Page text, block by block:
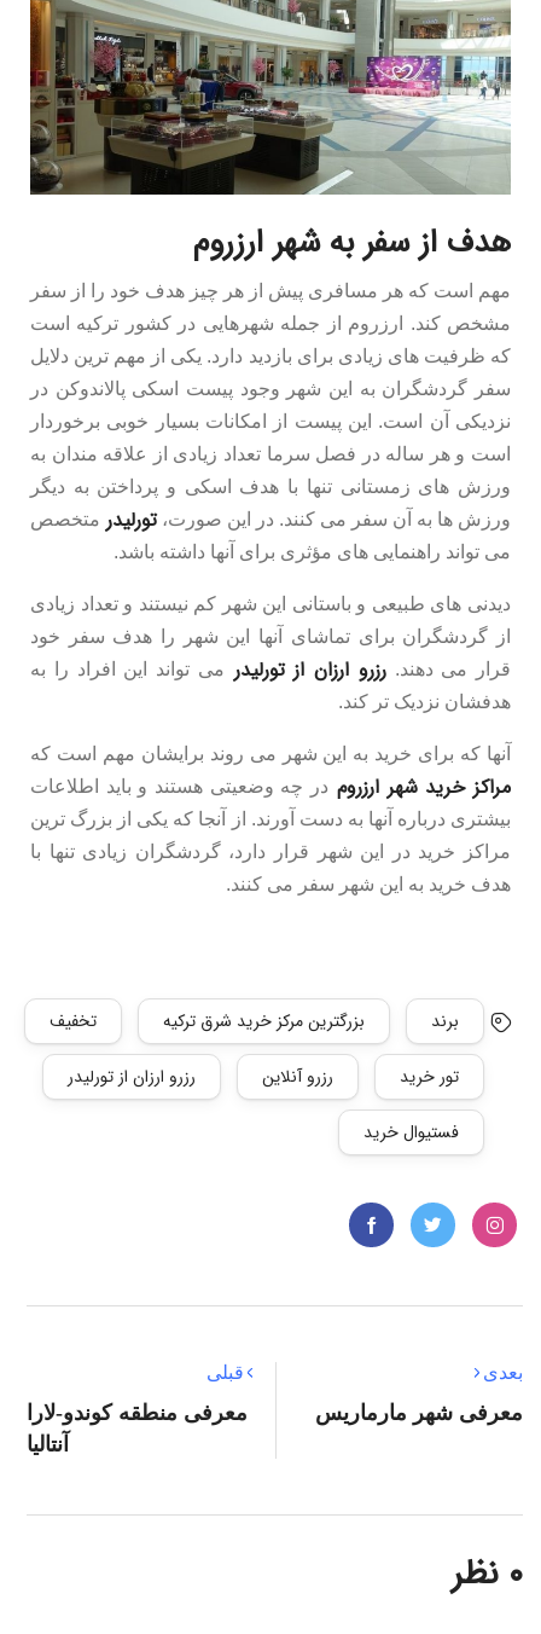
هدف از سفر به شهر ارزروم
مهم است که هر مسافری پیش از هر چیز هدف خود را از سفر
مشخص کند. ارزروم از جمله شهرهایی در کشور ترکیه است
که ظرفیت های زیادی برای بازدید دارد. یکی از مهم ترین دلایل
سفر گردشگران به این شهر وجود پیست اسکی پالاندوکن در
نزدیکی آن است. این پیست از امکانات بسیار خوبی برخوردار
است و هر ساله در فصل سرما تعداد زیادی از علاقه مندان به
ورزش های زمستانی تنها با هدف اسکی و پرداختن به دیگر
ورزش ها به آن سفر می کنند. در این صورت،تورلیدر متخصص
می تواند راهنمایی های مؤثری برای آنها داشته باشد.
دیدنی های طبیعی و باستانی این شهر کم نیستند و تعداد زیادی
از گردشگران برای تماشای آنها این شهر را هدف سفر خود
قرار می دهند.رزرو ارزان از تورلیدر می تواند این افراد را به
هدفشان نزدیک تر کند.
آنها که برای خرید به این شهر می روند برایشان مهم است که
مراکز خرید شهر ارزروم در چه وضعیتی هستند و باید اطلاعات
بیشتری درباره آنها به دست آورند. از آنجا که یکی از بزرگ ترین
مراکز خرید در این شهر قرار دارد، گردشگران زیادی تنها با
هدف خرید به این شهر سفر می کنند.
برند بزرگترین مرکز خرید شرق ترکیه تخفیف
تور خرید رزرو آنلاین رزرو ارزان از تورلیدر
فستیوال خرید
قبلی
معرفی منطقه کوندو-لارا
آنتالیا
بعدی
معرفی شهر مارماریس
۰ نظر